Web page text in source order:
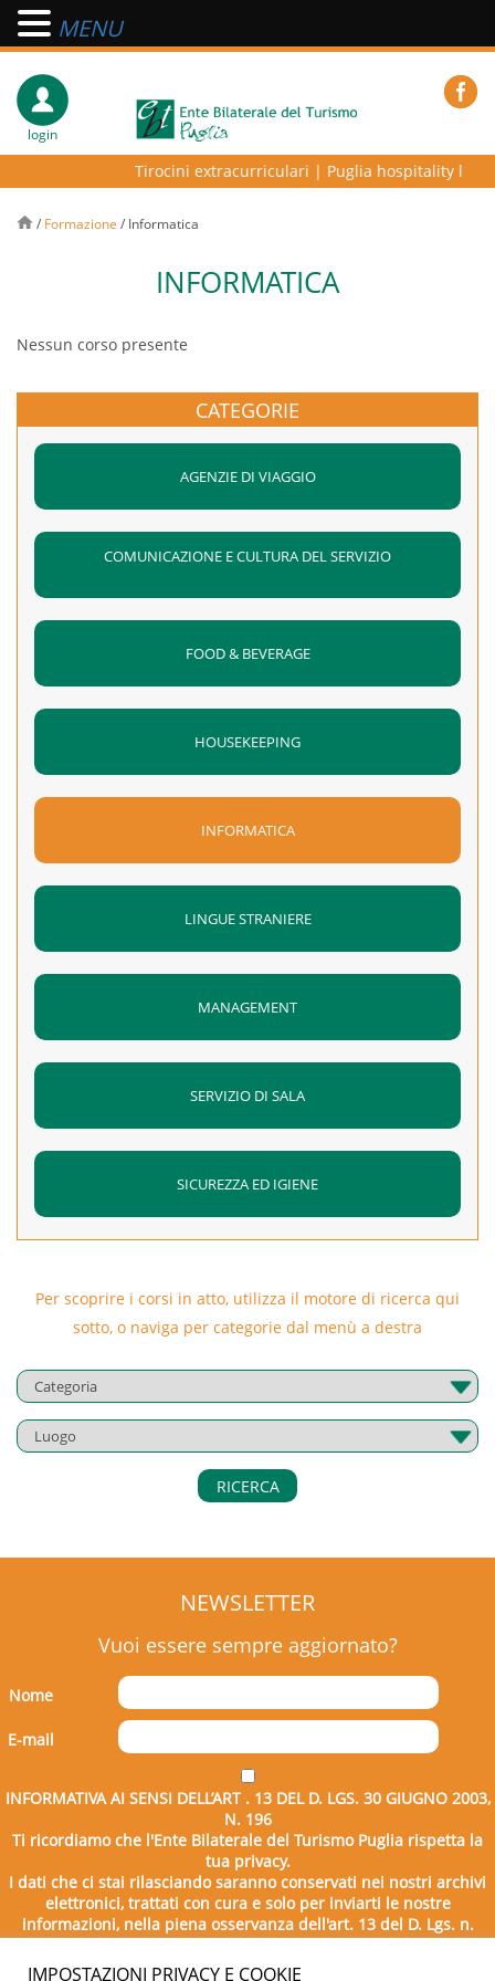
login
Tirocini extracurriculari|Puglia hospitality lab –
/ Formazione / Informatica
INFORMATICA
Nessun corso presente
CATEGORIE
AGENZIE DI VIAGGIO
COMUNICAZIONE E CULTURA DEL SERVIZIO
FOOD & BEVERAGE
HOUSEKEEPING
INFORMATICA
LINGUE STRANIERE
MANAGEMENT
SERVIZIO DI SALA
SICUREZZA ED IGIENE
Per scoprire i corsi in atto, utilizza il motore di ricerca qui
sotto, o naviga per categorie dal menù a destra
RICERCA
NEWSLETTER
Vuoi essere sempre aggiornato?
Nome
E-mail
INFORMATIVA AI SENSI DELL’ART . 13 DEL D. LGS. 30 GIUGNO 2003,
N. 196
Ti ricordiamo che l'Ente Bilaterale del Turismo Puglia rispetta la
tua privacy.
I dati che ci stai rilasciando saranno conservati nei nostri archivi
elettronici, trattati con cura e solo per inviarti le nostre
informazioni, nella piena osservanza dell'art. 13 del D. Lgs. n.
196/2003.
IMPOSTAZIONI PRIVACY E COOKIE
MENU